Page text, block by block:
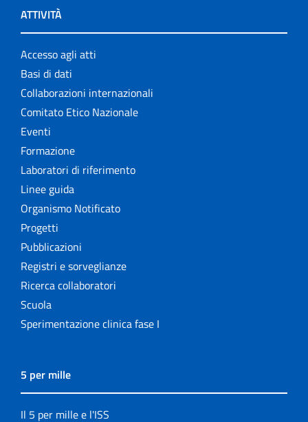
ATTIVITÀ
Accesso agli atti
Basi di dati
Collaborazioni internazionali
Comitato Etico Nazionale
Eventi
Formazione
Laboratori di riferimento
Linee guida
Organismo Notificato
Progetti
Pubblicazioni
Registri e sorveglianze
Ricerca collaboratori
Scuola
Sperimentazione clinica fase I
5 per mille
Il 5 per mille e l'ISS